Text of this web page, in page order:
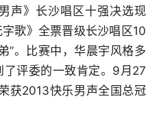
声》长沙唱区十强决选现
歌》全票晋级长沙唱区10
”。比赛中，华晨宇风格多
评委的一致肯定。9月27
获2013快乐男声全国总冠